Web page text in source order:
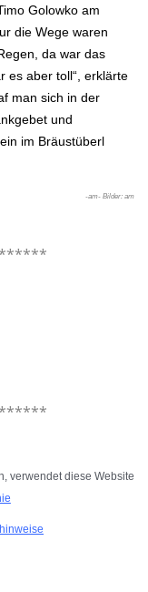
Golowko am
die Wege waren
da war das
es aber toll“, erklärte
man sich in der
und
im Bräustüberl
-am- Bilder: am
verwendet diese Website